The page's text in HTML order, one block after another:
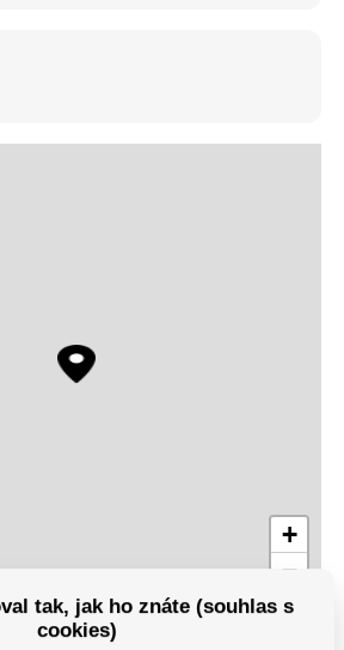
+
−
© Seznam.cz a.s. a další
tak, jak ho znáte (souhlas s
cookies)